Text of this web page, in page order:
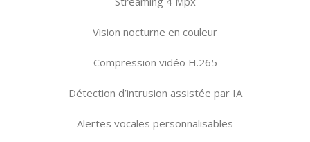
Vision nocturne en couleur
Compression vidéo H.265
Détection d’intrusion assistée par IA
Alertes vocales personnalisables